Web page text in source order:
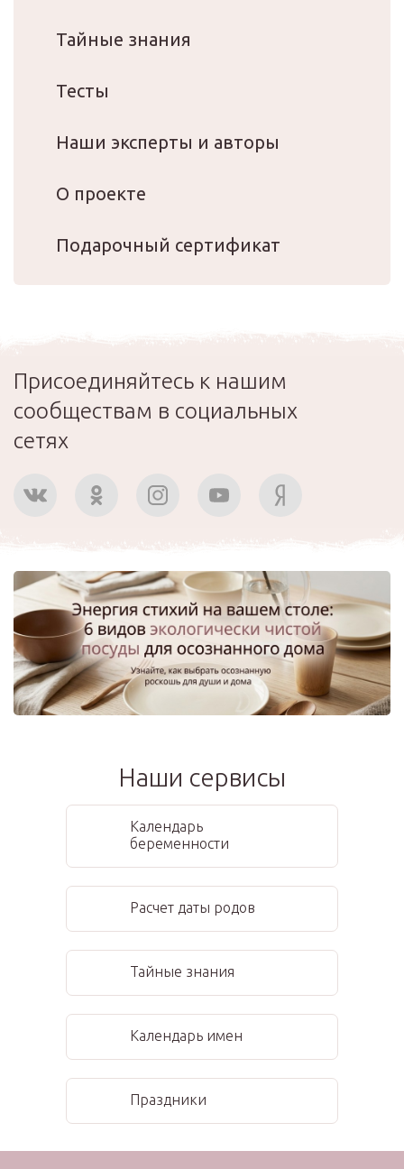
Тайные знания
Тесты
Наши эксперты и авторы
О проекте
Подарочный сертификат
Присоединяйтесь к нашим
сообществам в социальных
сетях
Наши сервисы
Календарь
беременности
Расчет даты родов
Тайные знания
Календарь имен
Праздники